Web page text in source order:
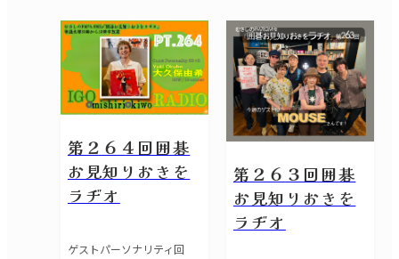
第２６４回囲碁
お見知りおきを
ラヂオ
ゲストパーソナリティ回
第２６３回囲碁
お見知りおきを
ラヂオ